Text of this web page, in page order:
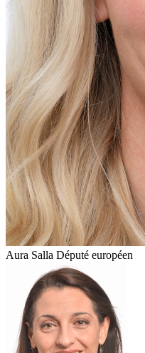
Aura Salla Député européen